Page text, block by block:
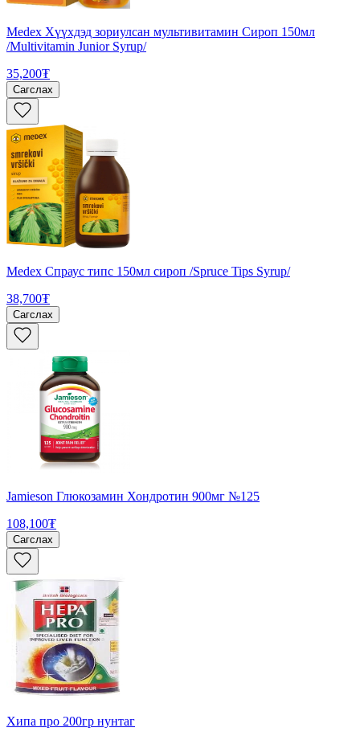
Medex Хүүхдэд зориулсан мультивитамин Сироп 150мл
/Multivitamin Junior Syrup/
35,200₮
Сагслах
Medex Спраус типс 150мл сироп /Spruce Tips Syrup/
38,700₮
Сагслах
Jamieson Глюкозамин Хондротин 900мг №125
108,100₮
Сагслах
Хипа про 200гр нунтаг